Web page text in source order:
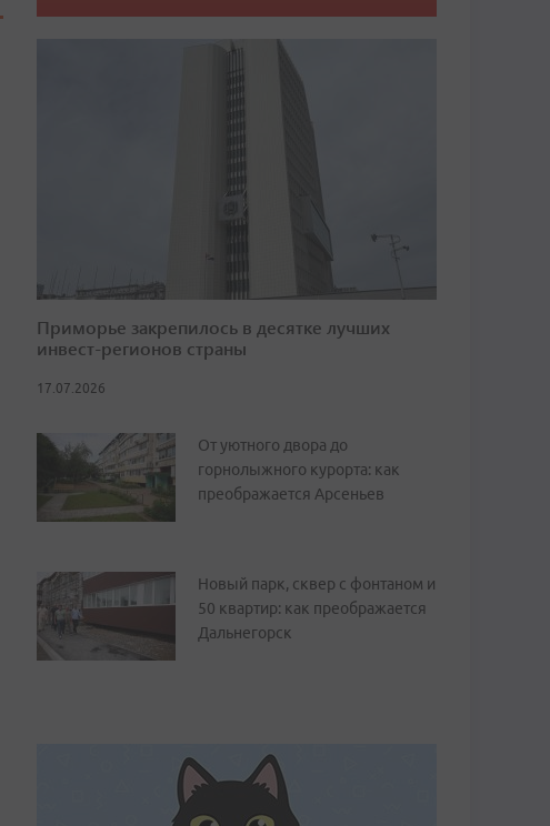
Приморье закрепилось в десятке лучших
инвест-регионов страны
17.07.2026
От уютного двора до
горнолыжного курорта: как
преображается Арсеньев
Новый парк, сквер с фонтаном и
50 квартир: как преображается
Дальнегорск